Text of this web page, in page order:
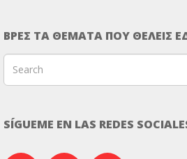
ΒΡΕΣ ΤΑ ΘΕΜΑΤΑ ΠΟΥ ΘΕΛΕΙΣ
SÍGUEME EN LAS REDES